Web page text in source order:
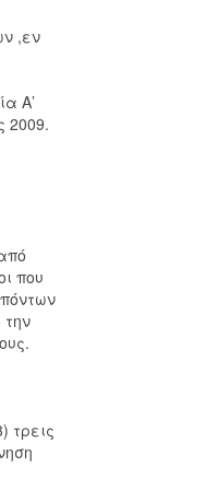
,εν
Α’
2009.
που
τρεις